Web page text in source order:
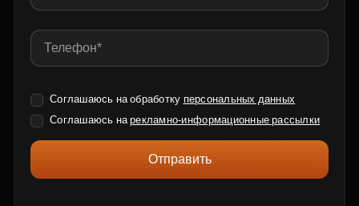
Соглашаюсь на обработку персональных данных
Соглашаюсь нарекламно-информационные рассылки
Отправить